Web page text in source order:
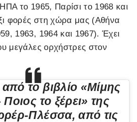
το 1965, Παρίσι το 1968 και
φορές στη χώρα μας (Αθήνα
1963, 1964 και 1967). Έχει
μεγάλες ορχήστρες στον
το βιβλίο «Μίμης
το ξέρει» της
Πλέσσα, από τις